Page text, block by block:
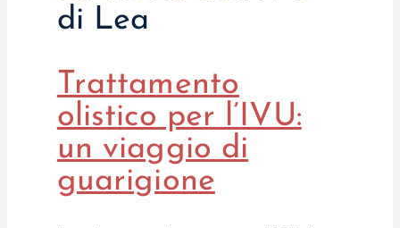
di Lea
Trattamento
olistico per l’IVU:
un viaggio di
guarigione